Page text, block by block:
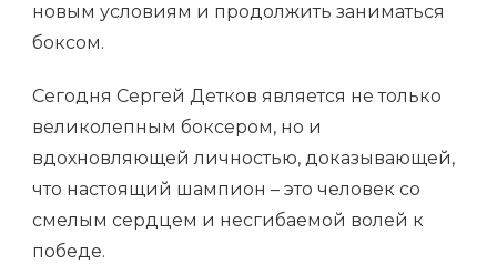
новым условиям и продолжить заниматься
боксом.
Сегодня Сергей Детков является не только
великолепным боксером, но и
вдохновляющей личностью, доказывающей,
что настоящий шампион – это человек со
смелым сердцем и несгибаемой волей к
победе.